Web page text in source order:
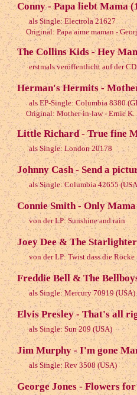
Conny - Papa liebt Mama
als Single: Electrola 21627
Original: Papa aime maman -
The Collins Kids - Hey
erstmals veröffentlicht auf der
Herman's Hermits -
als EP-Single: Columbia 8380
Original: Mother-in-law - Ernie K.
Little Richard - True fine
als Single: London 20178
Johnny Cash - Send a
als Single: Columbia 42655
Connie Smith - Only
von der LP: Sunshine and rain
Joey Dee & The
von der LP: Twist dass die
Freddie Bell & The
als Single: Mercury 70919 (USA)
Elvis Presley - That's all
als Single: Sun 209 (USA)
Jim Murphy - I'm gone
als Single: Rev 3508 (USA)
George Jones - Flowers